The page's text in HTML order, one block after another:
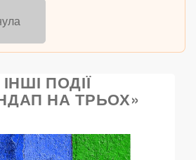
ІНШІ ПОДІЇ
НА ТРЬОХ»